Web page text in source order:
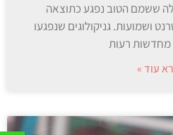
ששמם הטוב נפגע כתוצאה
ושמועות. גניקולוגים שנפגעו
רעות
עוד »